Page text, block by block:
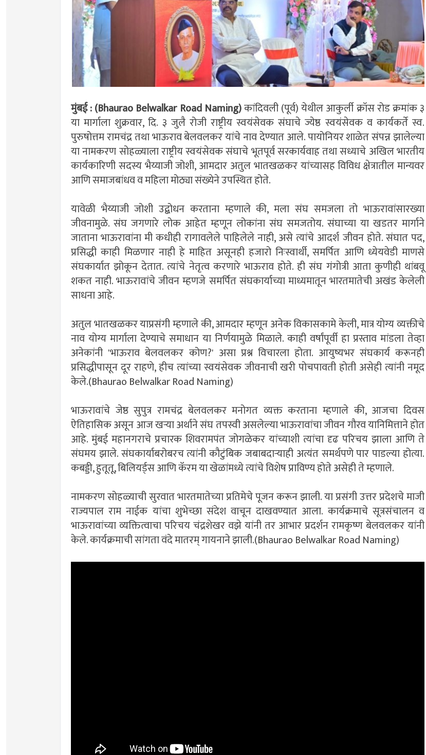
मुंबई : (Bhaurao Belwalkar Road Naming)कांदिवली (पूर्व) येथील आकुर्ली क्रॉस रोड क्रमांक ३
या मार्गाला शुक्रवार, दि. ३ जुलै रोजी राष्ट्रीय स्वयंसेवक संघाचे ज्येष्ठ स्वयंसेवक व कार्यकर्ते स्व.
पुरुषोत्तम रामचंद्र तथा भाऊराव बेलवलकर यांचे नाव देण्यात आले. पायोनियर शाळेत संपन्न झालेल्या
या नामकरण सोहळ्याला राष्ट्रीय स्वयंसेवक संघाचे भूतपूर्व सरकार्यवाह तथा सध्याचे अखिल भारतीय
कार्यकारिणी सदस्य भैय्याजी जोशी, आमदार अतुल भातखळकर यांच्यासह विविध क्षेत्रातील मान्यवर
आणि समाजबांधव व महिला मोठ्या संख्येने उपस्थित होते.
यावेळी भैय्याजी जोशी उद्बोधन करताना म्हणाले की, मला संघ समजला तो भाऊरावांसारख्या
जीवनामुळे. संघ जगणारे लोक आहेत म्हणून लोकांना संघ समजतोय. संघाच्या या खडतर मार्गाने
जाताना भाऊरावांना मी कधीही रागावलेले पाहिलेले नाही, असे त्यांचे आदर्श जीवन होते. संघात पद,
प्रसिद्धी काही मिळणार नाही हे माहित असूनही हजारो निःस्वार्थी, समर्पित आणि ध्येयवेडी माणसे
संघकार्यात झोकून देतात. त्यांचे नेतृत्व करणारे भाऊराव होते. ही संघ गंगोत्री आता कुणीही थांबवू
शकत नाही. भाऊरावांचे जीवन म्हणजे समर्पित संघकार्याच्या माध्यमातून भारतमातेची अखंड केलेली
साधना आहे.
अतुल भातखळकर याप्रसंगी म्हणाले की, आमदार म्हणून अनेक विकासकामे केली, मात्र योग्य व्यक्तीचे
नाव योग्य मार्गाला देण्याचे समाधान या निर्णयामुळे मिळाले. काही वर्षांपूर्वी हा प्रस्ताव मांडला तेव्हा
अनेकांनी 'भाऊराव बेलवलकर कोण?' असा प्रश्न विचारला होता. आयुष्यभर संघकार्य करूनही
प्रसिद्धीपासून दूर राहणे, हीच त्यांच्या स्वयंसेवक जीवनाची खरी पोचपावती होती असेही त्यांनी नमूद
केले.(Bhaurao Belwalkar Road Naming)
भाऊरावांचे जेष्ठ सुपुत्र रामचंद्र बेलवलकर मनोगत व्यक्त करताना म्हणाले की, आजचा दिवस
ऐतिहासिक असून आज खऱ्या अर्थाने संघ तपस्वी असलेल्या भाऊरावांचा जीवन गौरव यानिमित्ताने होत
आहे. मुंबई महानगराचे प्रचारक शिवरामपंत जोगळेकर यांच्याशी त्यांचा दृढ परिचय झाला आणि ते
संघमय झाले. संघकार्याबरोबरच त्यांनी कौटुंबिक जबाबदाऱ्याही अत्यंत समर्थपणे पार पाडल्या होत्या.
कबड्डी, हुतूतू, बिलियर्ड्स आणि कॅरम या खेळांमध्ये त्यांचे विशेष प्राविण्य होते असेही ते म्हणाले.
नामकरण सोहळ्याची सुरवात भारतमातेच्या प्रतिमेचे पूजन करून झाली. या प्रसंगी उत्तर प्रदेशचे माजी
राज्यपाल राम नाईक यांचा शुभेच्छा संदेश वाचून दाखवण्यात आला. कार्यक्रमाचे सूत्रसंचालन व
भाऊरावांच्या व्यक्तित्वाचा परिचय चंद्रशेखर वझे यांनी तर आभार प्रदर्शन रामकृष्ण बेलवलकर यांनी
केले. कार्यक्रमाची सांगता वंदे मातरम्‌ गायनाने झाली.(Bhaurao Belwalkar Road Naming)